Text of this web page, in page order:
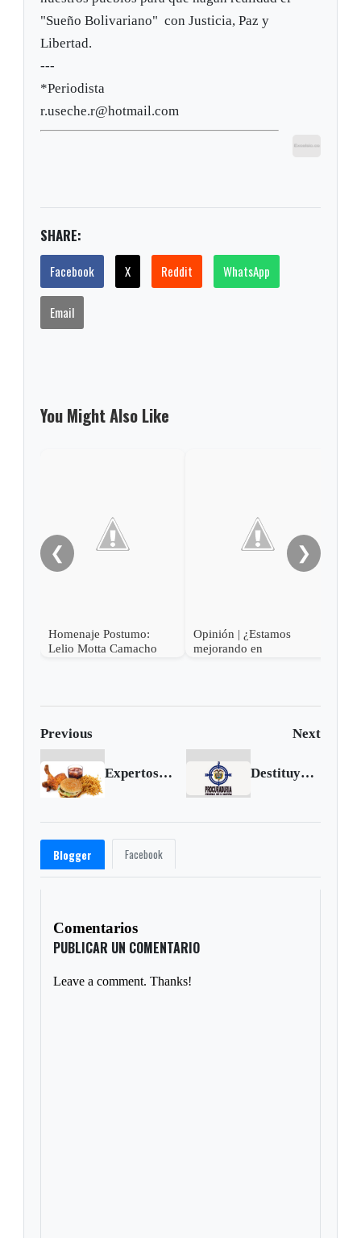
"Sueño Bolivariano" con Justicia, Paz y
Libertad.
---
*Periodista
r.useche.r@hotmail.com
SHARE:
Facebook X Reddit WhatsApp
Email
You Might Also Like
❮
Homenaje Postumo:
Lelio Motta Camacho
Opinión | ¿Estamos
mejorando en
❯
Previous Next
Expertos llaman a prohibir la publicidad de comida chatarra en los eventos deportivos Destituyen e inhabilitan a policías involucrados en homicidio del grafitero Diego Felipe Becerra
Blogger Facebook
Comentarios
PUBLICAR UN COMENTARIO
Leave a comment. Thanks!